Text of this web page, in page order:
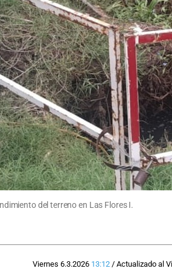
del terreno en Las Flores I.
Viernes 6.3.2026 13:12/ Actualizado al